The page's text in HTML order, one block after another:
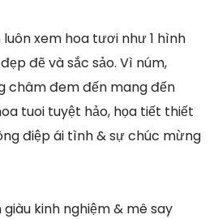
xem hoa tươi như 1 hình
đẽ và sắc sảo. Vì núm,
châm đem đến mang đến
tuoi tuyệt hảo, họa tiết thiết
điệp ái tình & sự chúc mừng
kinh nghiệm & mê say